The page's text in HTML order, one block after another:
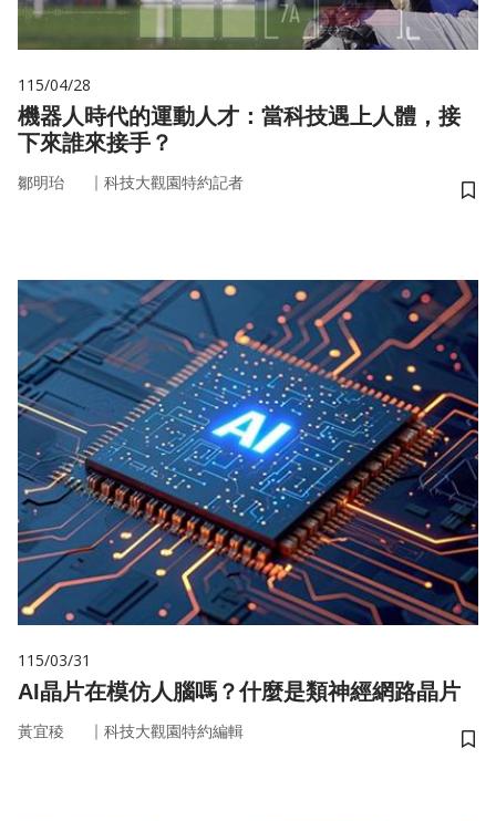
115/04/28
機器人時代的運動人才：當科技遇上人體，接
下來誰來接手？
鄒明珆 ｜ 科技大觀園特約記者
儲
115/03/31
AI晶片在模仿人腦嗎？什麼是類神經網路晶片
黃宜稜 ｜ 科技大觀園特約編輯
儲